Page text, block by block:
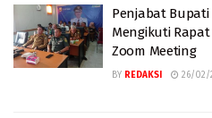
Penjabat
Mengikuti
Zoom Meeting
BY REDAKSI 26/02/